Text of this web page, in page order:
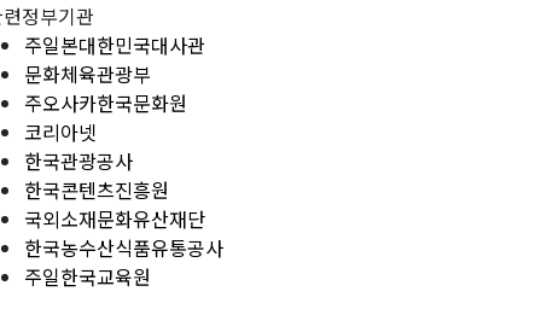
정부기관
주일본대한민국대사관
문화체육관광부
주오사카한국문화원
코리아넷
한국관광공사
한국콘텐츠진흥원
국외소재문화유산재단
한국농수산식품유통공사
주일한국교육원